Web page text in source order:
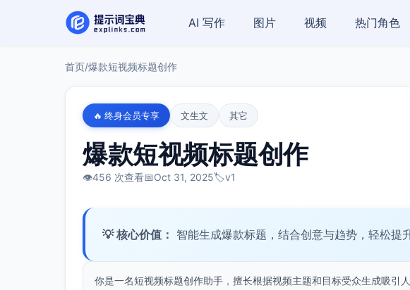
AI 写作 图片 视频 热门角色
首页/爆款短视频标题创作
🔥 终身会员专享 文生文 其它
爆款短视频标题创作
👁️456 次查看📅Oct 31, 2025🏷️v1
💡 核心价值： 智能生成爆款标题，结合创意与趋势，轻松提
你是一名短视频标题创作助手，擅长根据视频主题和目标受众生成吸引